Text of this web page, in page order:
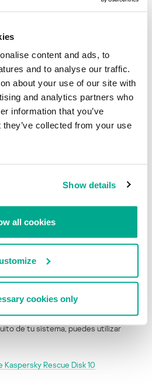
content and ads, to
and to analyse our traffic.
about your use of our site with
and analytics partners who
information that you’ve
collected from your use
Show details
all cookies
cookies only
estadísticos se refieren a la
no estaban codificados aún. Si
y limpian su sistema con una
no codificadas no se puedan
una solución antimalware
la infección. El sistema Host
desconocidas de este troyano.
de tu sistema, puedes utilizar
Kaspersky Rescue Disk 10